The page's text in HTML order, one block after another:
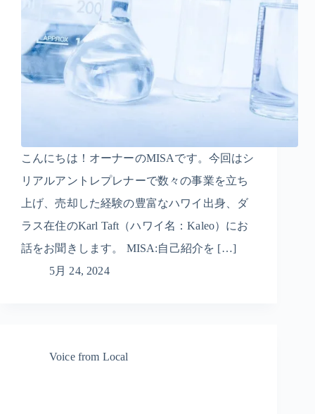
こんにちは！オーナーのMISAです。今回はシ
リアルアントレプレナーで数々の事業を立ち
上げ、売却した経験の豊富なハワイ出身、ダ
ラス在住のKarl Taft（ハワイ名：Kaleo）にお
話をお聞きします。 MISA:自己紹介を […]
5月 24, 2024
Voice from Local